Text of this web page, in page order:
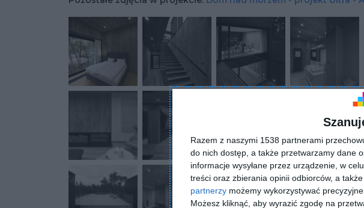
Razem z naszymi 1538 partnerami
do nich dostęp, a także przetwarzamy dane
informacje wysyłane przez urządzenie, w
treści oraz zbierania opinii odbiorców, a
partnerzy możemy wykorzystywać
Możesz kliknąć, aby wyrazić zgodę na